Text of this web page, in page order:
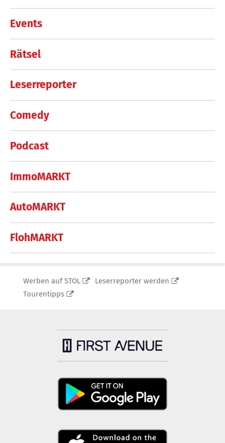
Events
Rätsel
Leserreporter
Comedy
Podcast
ImmoMARKT
AutoMARKT
FlohMARKT
Werben auf STOL
Leserreporter werden
Tourentipps